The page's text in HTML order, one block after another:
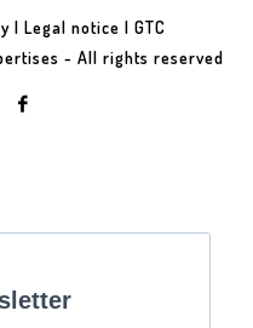
| Legal notice | GTC
- All rights reserved